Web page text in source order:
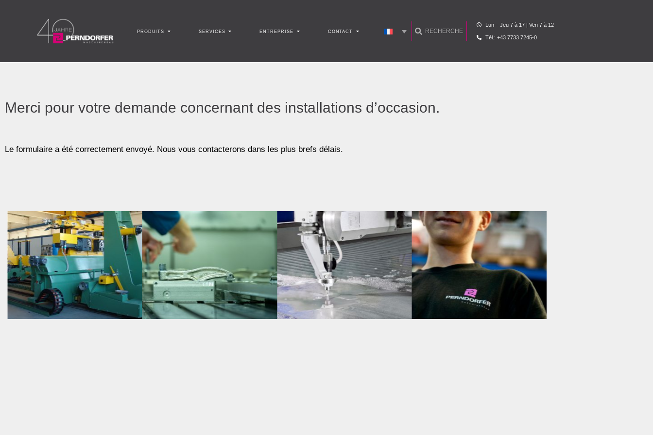
PRODUITS SERVICES ENTREPRISE CONTACT
Lun – Jeu 7 à 17 | Ven 7 à 12
Tél.: +43 7733 7245-0
Merci pour votre demande concernant des installations d’occasion.
Le formulaire a été correctement envoyé. Nous vous contacterons dans les plus brefs délais.